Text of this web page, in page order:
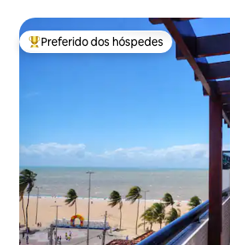
Entre os melhores preferidos dos
Preferido dos hóspedes